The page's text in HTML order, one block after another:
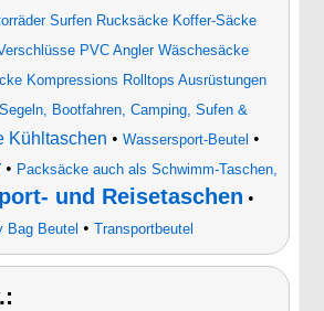
Surfen Rucksäcke Koffer-Säcke
PVC Angler Wäschesäcke
Kompressions Rolltops Ausrüstungen
Bootfahren, Camping, Sufen &
Kühltaschen • Wassersport-Beutel •
• Packsäcke auch als Schwimm-Taschen,
und Reisetaschen •
Bag Beutel • Transportbeutel